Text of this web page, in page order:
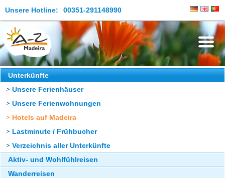
Unsere Hotline: 00351-291148990
Die Insel
Madeira Erleben
Aktuelles
Reiseangebote
Kontakt
Unterkünfte
Unsere Ferienhäuser
Unsere Ferienwohnungen
Hotels auf Madeira
Lastminute / Frühbucher
Verzeichnis aller Unterkünfte
Aktiv- und Wohlfühlreisen
Wanderreisen